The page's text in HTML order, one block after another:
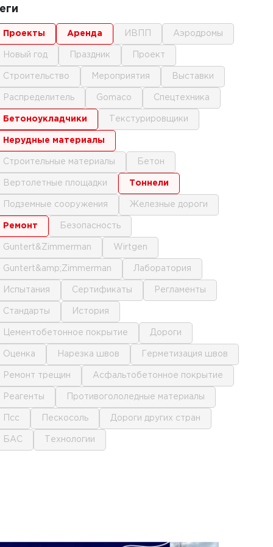
проекты аренда ИВПП аэродромы
новый год праздник проект
строительство мероприятия выставки
распределитель gomaco спецтехника
бетоноукладчики текстурировщики
нерудные материалы
строительные материалы бетон
вертолетные площадки тоннели
подземные сооружения железные дороги
ремонт безопасность
Guntert&Zimmerman Wirtgen
Guntert&amp;Zimmerman лаборатория
испытания сертификаты регламенты
стандарты история
цементобетонное покрытие дороги
оценка нарезка швов герметизация швов
ремонт трещин асфальтобетонное покрытие
реагенты противогололедные материалы
псс пескосоль дороги других стран
БАС технологии